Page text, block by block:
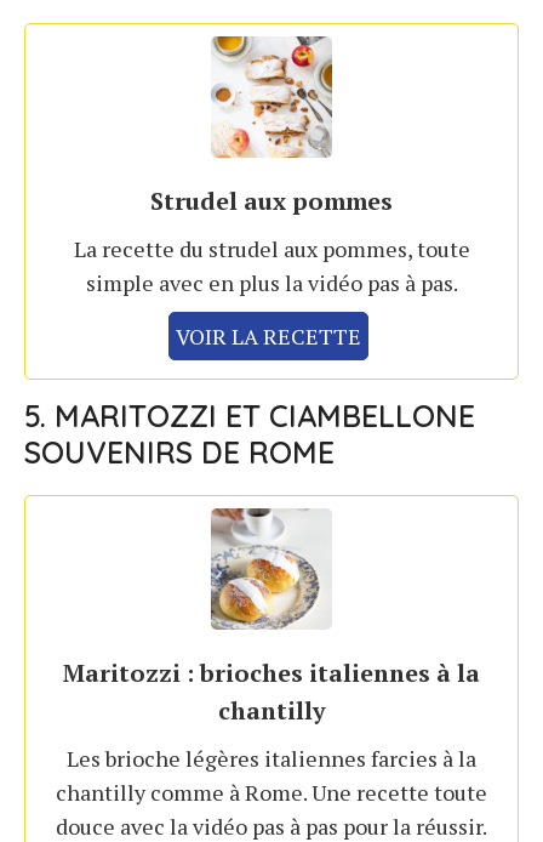
Strudel aux pommes
La recette du strudel aux pommes, toute
simple avec en plus la vidéo pas à pas.
VOIR LA RECETTE
5. MARITOZZI ET CIAMBELLONE
SOUVENIRS DE ROME
Maritozzi : brioches italiennes à la
chantilly
Les brioche légères italiennes farcies à la
chantilly comme à Rome. Une recette toute
douce avec la vidéo pas à pas pour la réussir.